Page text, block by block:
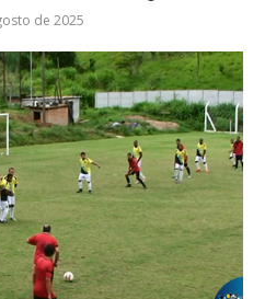
de 2025